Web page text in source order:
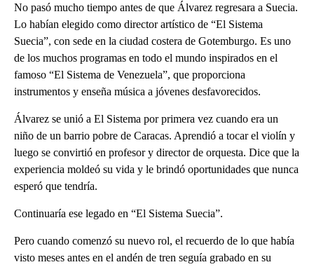
No pasó mucho tiempo antes de que Álvarez regresara a Suecia.
Lo habían elegido como director artístico de “El Sistema
Suecia”, con sede en la ciudad costera de Gotemburgo. Es uno
de los muchos programas en todo el mundo inspirados en el
famoso “El Sistema de Venezuela”, que proporciona
instrumentos y enseña música a jóvenes desfavorecidos.
Álvarez se unió a El Sistema por primera vez cuando era un
niño de un barrio pobre de Caracas. Aprendió a tocar el violín y
luego se convirtió en profesor y director de orquesta. Dice que la
experiencia moldeó su vida y le brindó oportunidades que nunca
esperó que tendría.
Continuaría ese legado en “El Sistema Suecia”.
Pero cuando comenzó su nuevo rol, el recuerdo de lo que había
visto meses antes en el andén de tren seguía grabado en su